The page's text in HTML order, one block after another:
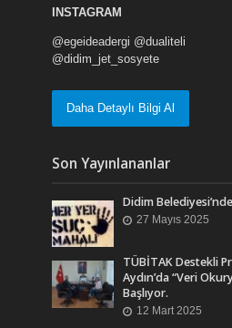
INSTAGRAM
@egeideadergi @dualiteli
@didim_jet_sosyete
Daha Detaylı Bilgi Al
Son Yayınlananlar
Didim
27 Mayıs 2025
TÜBİTAK Destekli
Aydın’da “Veri
Başlıyor.
12 Mart 2025